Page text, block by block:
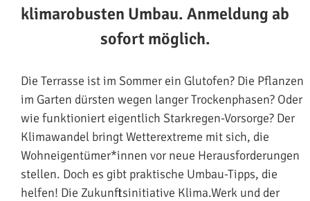
klimarobusten Umbau. Anmeldung ab
sofort möglich.
Die Terrasse ist im Sommer ein Glutofen? Die Pflanzen
im Garten dürsten wegen langer Trockenphasen? Oder
wie funktioniert eigentlich Starkregen-Vorsorge? Der
Klimawandel bringt Wetterextreme mit sich, die
Wohneigentümer*innen vor neue Herausforderungen
stellen. Doch es gibt praktische Umbau-Tipps, die
helfen! Die Zukunftsinitiative Klima.Werk und der